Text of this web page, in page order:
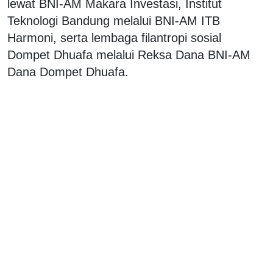
lewat BNI-AM Makara Investasi, Institut
Teknologi Bandung melalui BNI-AM ITB
Harmoni, serta lembaga filantropi sosial
Dompet Dhuafa melalui Reksa Dana BNI-AM
Dana Dompet Dhuafa.